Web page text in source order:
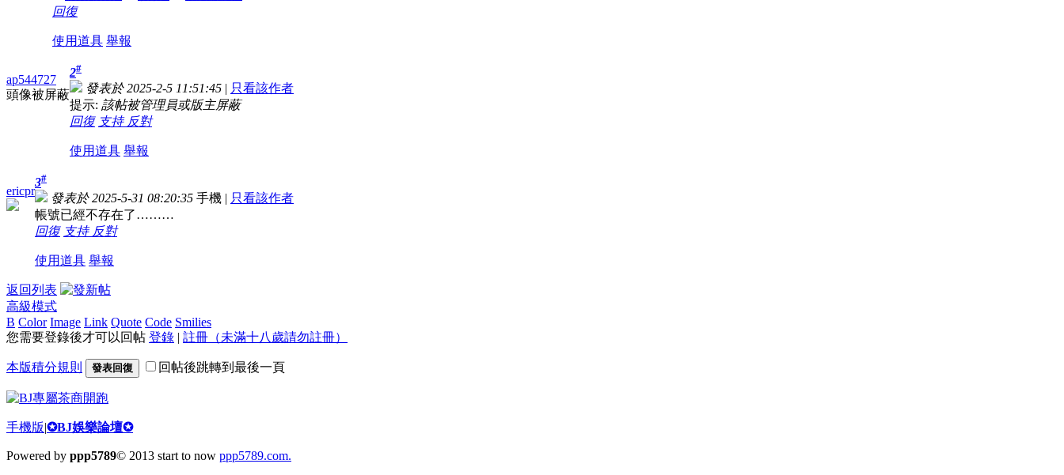
回復
使用道具 舉報
ap544727
頭像被屏蔽
2#
發表於 2025-2-5 11:51:45 | 只看該作者
提示: 該帖被管理員或版主屏蔽
回復 支持 反對
使用道具 舉報
ericpr
3#
發表於 2025-5-31 08:20:35 手機 | 只看該作者
帳號已經不存在了………
回復 支持 反對
使用道具 舉報
返回列表
高級模式
B Color Image Link Quote Code Smilies
您需要登錄後才可以回帖 登錄 | 註冊（未滿十八歲請勿註冊）
本版積分規則 發表回復 回帖後跳轉到最後一頁
手機版|✪BJ娛樂論壇✪
Powered by ppp5789© 2013 start to now ppp5789.com.